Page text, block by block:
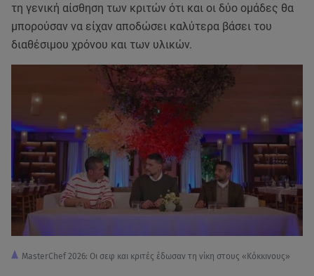
τη γενική αίσθηση των κριτών ότι και οι δύο ομάδες θα
μπορούσαν να είχαν αποδώσει καλύτερα βάσει του
διαθέσιμου χρόνου και των υλικών.
MasterChef 2026: Οι σεφ και κριτές έδωσαν τη νίκη στους «Κόκκινους»